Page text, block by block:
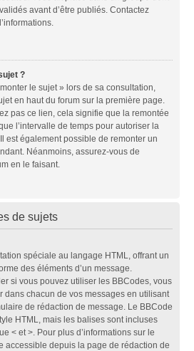
avant d’être publiés. Contactez
?
le sujet » lors de sa consultation,
en haut du forum sur la première page.
pas ce lien, cela signifie que la remontée
l’intervalle de temps pour autoriser la
est également possible de remonter un
Néanmoins, assurez-vous de
en le faisant.
de sujets
spéciale au langage HTML, offrant un
des éléments d’un message.
si vous pouvez utiliser les BBCodes, vous
dans chacun de vos messages en utilisant
de rédaction de message. Le BBCode
HTML, mais les balises sont incluses
< et >. Pour plus d’informations sur le
accessible depuis la page de rédaction de